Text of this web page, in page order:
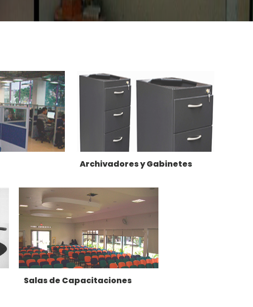
Archivadores y Gabinetes
Salas de Capacitaciones